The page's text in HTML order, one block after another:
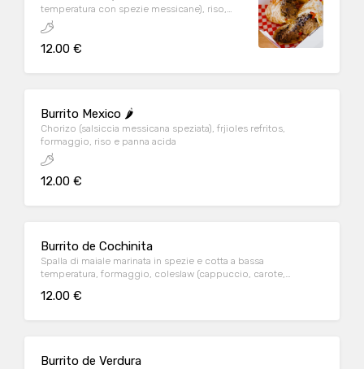
temperatura con spezie messicane), riso,
fagioli, formaggio, cipolla tritata e peperoni
12.00 €
Burrito Mexico 🌶️
Chorizo (salsiccia messicana speziata), frjioles refritos,
formaggio, riso e panna acida
12.00 €
Burrito de Cochinita
Spalla di maiale marinata in spezie e cotta a bassa
temperatura, formaggio, coleslaw (cappuccio, carote,
12.00 €
Burrito de Verdura